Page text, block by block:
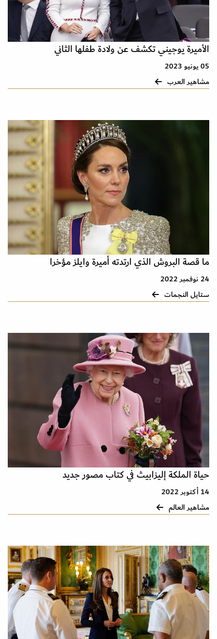
الأميرة يوجيني تكشف عن ولادة طفلها الثاني
05 يونيو 2023
مشاهير العرب
ما قصة البروش الذي ارتدته أميرة وايلز مؤخرا
24 نوفمبر 2022
ستايل النجمات
حياة الملكة إليزابيث في كتاب مصور جديد
14 أكتوبر 2022
مشاهير العالم